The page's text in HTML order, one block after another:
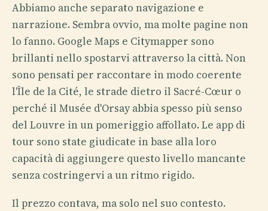
Abbiamo anche separato navigazione e
narrazione. Sembra ovvio, ma molte pagine non
lo fanno. Google Maps e Citymapper sono
brillanti nello spostarvi attraverso la città. Non
sono pensati per raccontare in modo coerente
l'Île de la Cité, le strade dietro il Sacré-Cœur o
perché il Musée d'Orsay abbia spesso più senso
del Louvre in un pomeriggio affollato. Le app di
tour sono state giudicate in base alla loro
capacità di aggiungere questo livello mancante
senza costringervi a un ritmo rigido.
Il prezzo contava, ma solo nel suo contesto.